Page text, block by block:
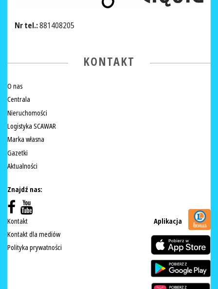
Nr tel.:881408205
KONTAKT
O nas
Centrala
Nieruchomości
Logistyka SCAWAR
Marka własna
Gazetki
Aktualności
Znajdź nas:
Kontakt
Kontakt dla mediów
Polityka prywatności
Aplikacja